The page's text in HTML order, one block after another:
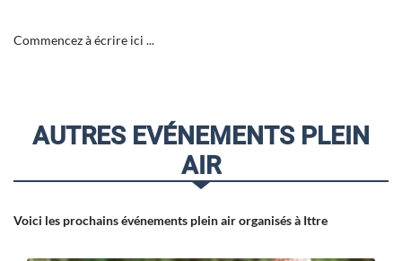
Commencez à écrire ici ...
AUTRES EVÉNEMENTS PLEIN
AIR
Voici les prochains événements plein air organisés à Ittre